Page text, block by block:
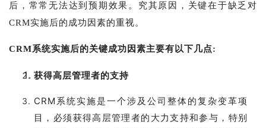
后，常常无法达到预期效果。究其原因，关键在于缺乏对
CRM实施后的成功因素的重视。
CRM系统实施后的关键成功因素主要有以下几点:
获得高层管理者的支持
CRM系统实施是一个涉及公司整体的复杂变革项
目，必须获得高层管理者的大力支持和参与，特别